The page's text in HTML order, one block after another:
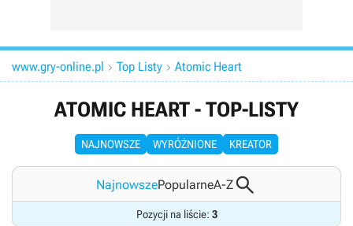
www.gry-online.pl  Top Listy  Atomic Heart
ATOMIC HEART - TOP-LISTY
NAJNOWSZE WYRÓŻNIONE KREATOR
NajnowszePopularneA-Z
Pozycji na liście: 3